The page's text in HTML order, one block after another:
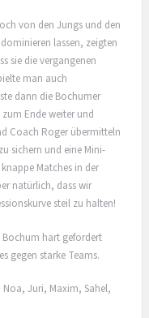
von den Jungs und den
lassen, zeigten
sie die vergangenen
man auch
dann die Bochumer
Ende weiter und
Coach Roger übermitteln
sichern und eine Mini-
Matches in der
natürlich, dass wir
steil zu halten!
Bochum hart gefordert
gegen starke Teams.
Noa, Juri, Maxim, Sahel,